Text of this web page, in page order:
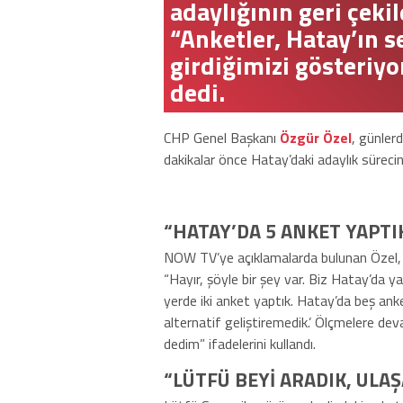
adaylığının geri
“Anketler, Hatay’ın
girdiğimizi
dedi.
CHP Genel Başkanı Özgür Özel,
dakikalar önce Hatay’daki adaylık
“HATAY’DA 5 ANKET
NOW TV’ye açıklamalarda bulunan
“Hayır, şöyle bir şey var. Biz Hatay’da
yerde iki anket yaptık. Hatay’da beş
alternatif geliştiremedik.’ Ölçmelere
dedim” ifadelerini kullandı.
“LÜTFÜ BEYİ ARADIK,